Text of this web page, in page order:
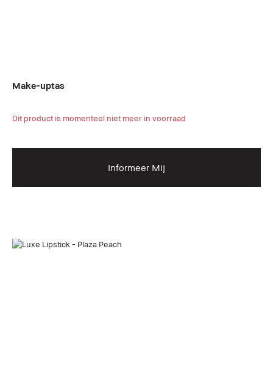
Make-uptas
Dit product is momenteel niet meer in voorraad
Informeer Mij